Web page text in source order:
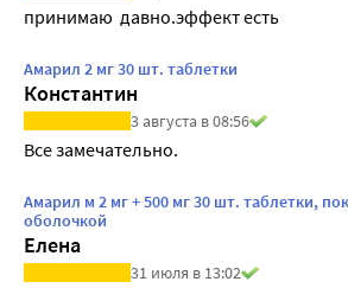
принимаю  давно.эффект есть
Амарил 2 мг 30 шт. таблетки
Константин
3 августа в 08:56
Все замечательно.
Амарил м 2 мг + 500 мг 30 шт. таблетки,
оболочкой
Елена
31 июля в 13:02